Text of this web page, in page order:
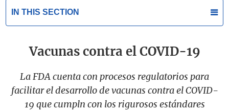
IN THIS SECTION
Vacunas contra el COVID-19
La FDA cuenta con procesos regulatorios para
facilitar el desarrollo de vacunas contra el COVID-
19 que cumpln con los rigurosos estándares